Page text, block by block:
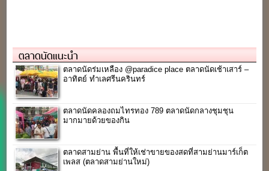
ตลาดนัดแนะนำ
ตลาดนัดร่มเหลือง @paradice place ตลาดนัดเช้าเสาร์ –
อาทิตย์ ทำเลศรีนครินทร์
ตลาดนัดคลองถมไทรทอง 789 ตลาดนัดกลางชุมชุน
มากมายด้วยของกิน
ตลาดสามย่าน พื้นที่ให้เช่าขายของสดที่สามย่านมาร์เก็ต
เพลส (ตลาดสามย่านใหม่)